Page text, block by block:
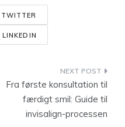
TWITTER
LINKEDIN
Fra første konsultation til
færdigt smil: Guide til
invisalign-processen